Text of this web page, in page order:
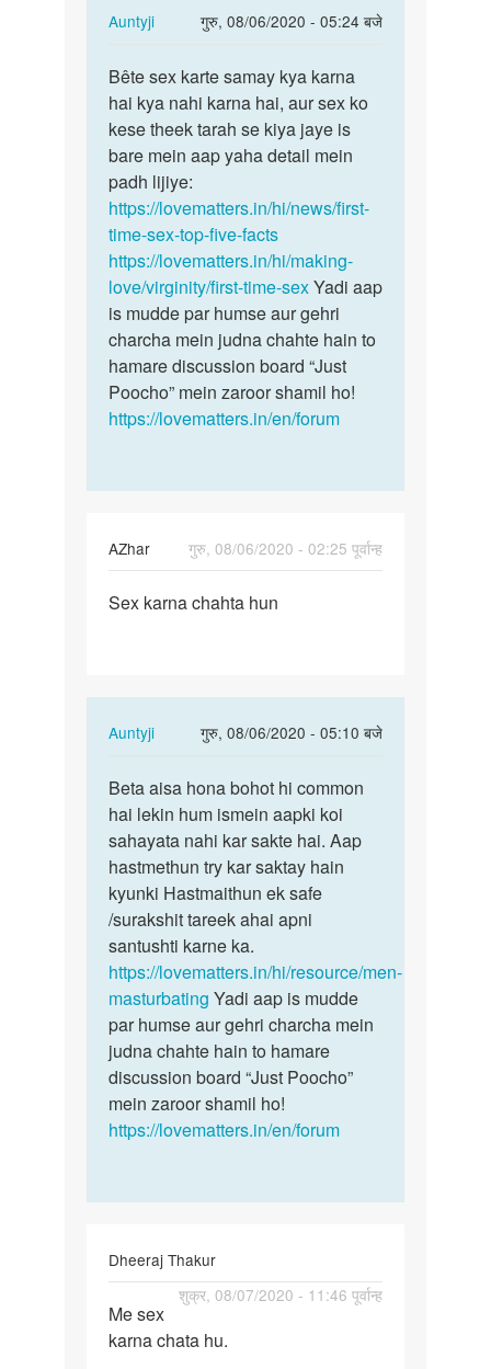
Auntyji
गुरु, 08/06/2020 - 05:24 बजे
In
to
Mai
sex
kaise
kru
by
Lucky
Bête
sex
karte
samay
kya…
Bête sex karte samay kya karna
hai kya nahi karna hai, aur sex ko
kese theek tarah se kiya jaye is
bare mein aap yaha detail mein
padh lijiye:
https://lovematters.in/hi/news/first-
time-sex-top-five-facts
https://lovematters.in/hi/making-
love/virginity/first-time-sexYadi aap
is mudde par humse aur gehri
charcha mein judna chahte hain to
hamare discussion board “Just
Poocho” mein zaroor shamil ho!
https://lovematters.in/en/forum
AZhar
गुरु, 08/06/2020 - 02:25 पूर्वान्ह
Sex
Sex karna chahta hun
Auntyji
गुरु, 08/06/2020 - 05:10 बजे
In
to
Sex
karna
chahta
hun
by
AZhar
Beta
aisa
hona
bohot
hi…
Beta aisa hona bohot hi common
hai lekin hum ismein aapki koi
sahayata nahi kar sakte hai. Aap
hastmethun try kar saktay hain
kyunki Hastmaithun ek safe
/surakshit tareek ahai apni
santushti karne ka.
https://lovematters.in/hi/resource/men-
masturbating Yadi aap is mudde
par humse aur gehri charcha mein
judna chahte hain to hamare
discussion board “Just Poocho”
mein zaroor shamil ho!
https://lovematters.in/en/forum
Dheeraj Thakur
शुक्र, 08/07/2020 - 11:46 पूर्वान्ह
Me
sex
Me sex
karna chata hu.